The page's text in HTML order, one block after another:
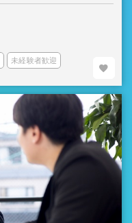
未経験者歓迎